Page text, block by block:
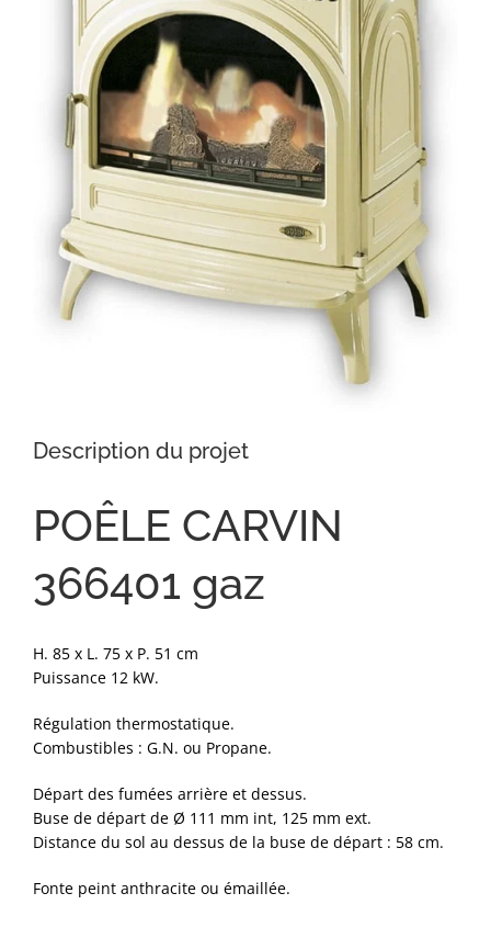
Description du projet
POÊLE CARVIN
366401 gaz
H. 85 x L. 75 x P. 51 cm
Puissance 12 kW.
Régulation thermostatique.
Combustibles : G.N. ou Propane.
Départ des fumées arrière et dessus.
Buse de départ de Ø 111 mm int, 125 mm ext.
Distance du sol au dessus de la buse de départ : 58 cm.
Fonte peint anthracite ou émaillée.